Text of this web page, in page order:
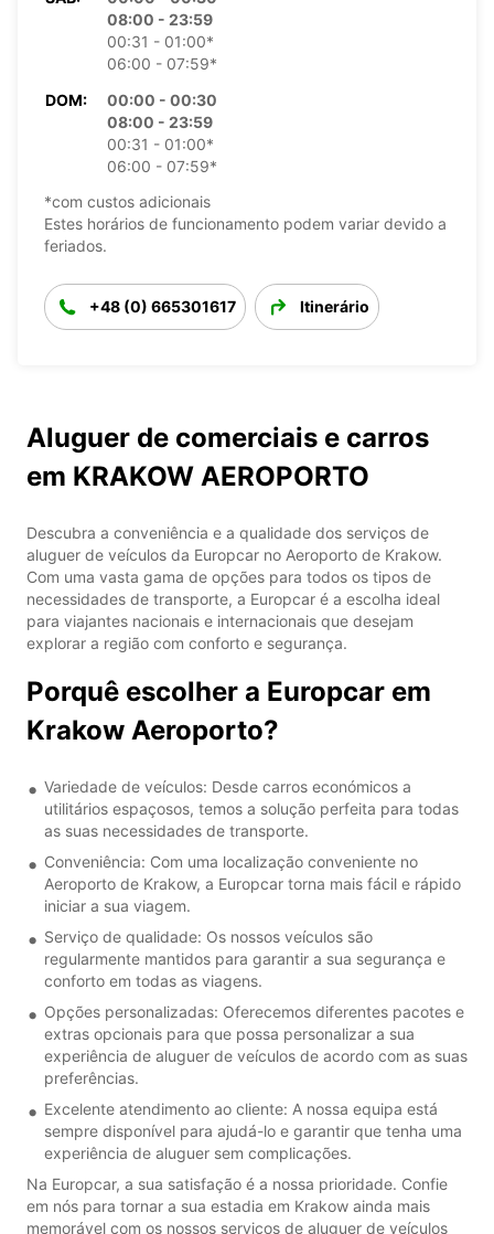
08:00 - 23:59
00:31 - 01:00*
06:00 - 07:59*
DOM:
00:00 - 00:30
08:00 - 23:59
00:31 - 01:00*
06:00 - 07:59*
*com custos adicionais
Estes horários de funcionamento podem variar devido a
feriados.
+48 (0) 665301617 Itinerário
Aluguer de comerciais e carros
em KRAKOW AEROPORTO
Descubra a conveniência e a qualidade dos serviços de
aluguer de veículos da Europcar no Aeroporto de Krakow.
Com uma vasta gama de opções para todos os tipos de
necessidades de transporte, a Europcar é a escolha ideal
para viajantes nacionais e internacionais que desejam
explorar a região com conforto e segurança.
Porquê escolher a Europcar em
Krakow Aeroporto?
Variedade de veículos: Desde carros económicos a
utilitários espaçosos, temos a solução perfeita para todas
as suas necessidades de transporte.
Conveniência: Com uma localização conveniente no
Aeroporto de Krakow, a Europcar torna mais fácil e rápido
iniciar a sua viagem.
Serviço de qualidade: Os nossos veículos são
regularmente mantidos para garantir a sua segurança e
conforto em todas as viagens.
Opções personalizadas: Oferecemos diferentes pacotes e
extras opcionais para que possa personalizar a sua
experiência de aluguer de veículos de acordo com as suas
preferências.
Excelente atendimento ao cliente: A nossa equipa está
sempre disponível para ajudá-lo e garantir que tenha uma
experiência de aluguer sem complicações.
Na Europcar, a sua satisfação é a nossa prioridade. Confie
em nós para tornar a sua estadia em Krakow ainda mais
memorável com os nossos serviços de aluguer de veículos